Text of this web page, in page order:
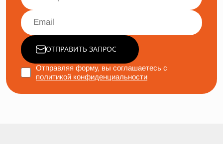
ОТПРАВИТЬ ЗАПРОС
Отправляя форму, вы соглашаетесь с
политикой конфиденциальности